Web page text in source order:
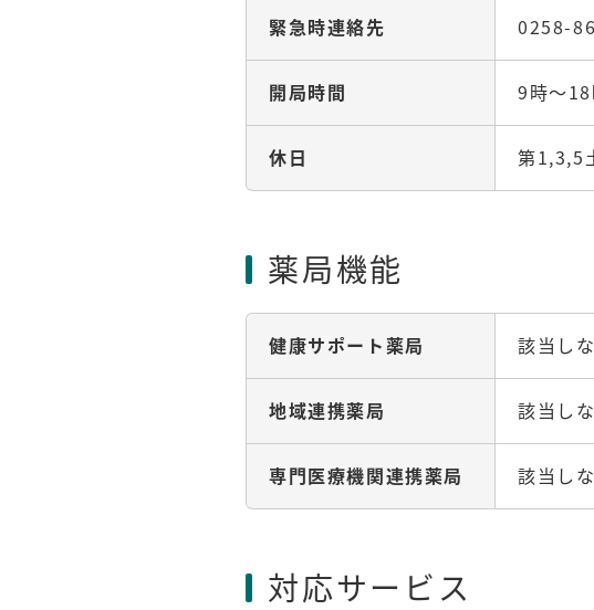
緊急時連絡先 0258-
開局時間 9時～18
休日 第1,3,5
薬局機能
健康サポート薬局 該当し
地域連携薬局 該当し
専門医療機関連携薬局 該当し
対応サービス